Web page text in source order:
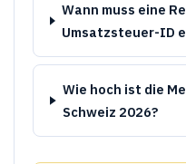
Wann muss eine
Umsatzsteuer-ID
Wie hoch ist die
Schweiz 2026?